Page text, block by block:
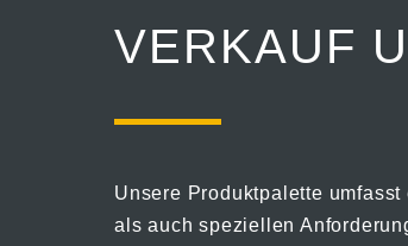
VERKAUF
Unsere Produktpalette
als auch speziellen